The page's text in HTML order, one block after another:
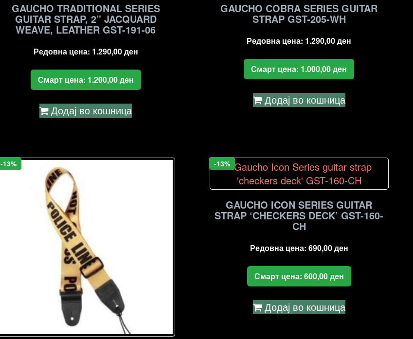
GAUCHO TRADITIONAL SERIES
GUITAR STRAP, 2” JACQUARD
WEAVE, LEATHER GST-191-06
Редовна цена: 1.290,00ден
Смарт цена: 1.200,00ден
Додај во кошница
GAUCHO COBRA SERIES GUITAR
STRAP GST-205-WH
Редовна цена: 1.290,00ден
Смарт цена: 1.000,00ден
Додај во кошница
-13% -13%
GAUCHO ICON SERIES GUITAR
STRAP ‘CHECKERS DECK’ GST-160-
CH
Редовна цена: 690,00ден
Смарт цена: 600,00ден
Додај во кошница